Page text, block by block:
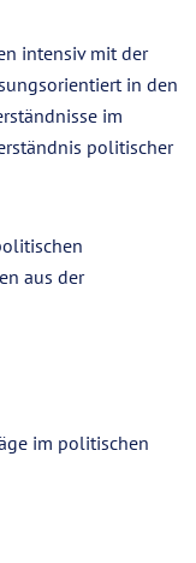
intensiv mit der
in den
im
politischer
aus der
im politischen